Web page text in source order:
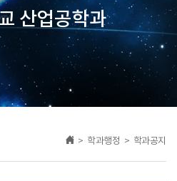
산업공학과
> 학과행정 > 학과공지